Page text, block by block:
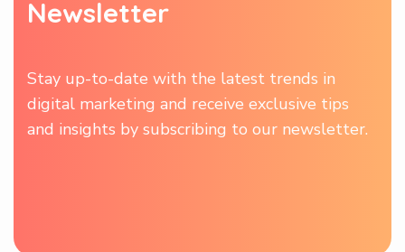
Newsletter
Stay up-to-date with the latest trends in
digital marketing and receive exclusive tips
and insights by subscribing to our newsletter.